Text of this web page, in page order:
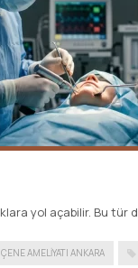
yol açabilir. Bu tür
ÇENE AMELIYATI ANKARA